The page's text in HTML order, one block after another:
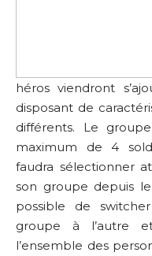
héros viendront
disposant de
différents. Le
maximum de 4
faudra sélectionner
son groupe depuis
possible de
groupe à l’autre
l’ensemble des